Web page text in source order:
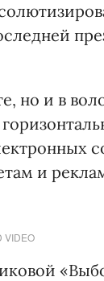
но и в
и
VIDEO